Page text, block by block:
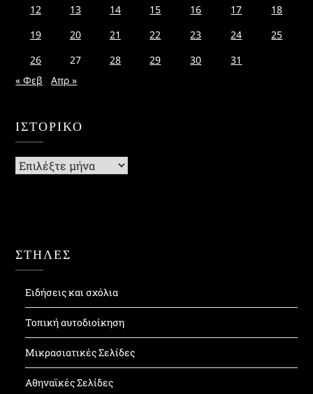
12
13 14 15 16 17
18
19
20 21 22 23 24
25
26
27 28 29 30
31
« Φεβ
Απρ »
ΙΣΤΟΡΙΚΌ
Ιστορικό
ΣΤΗΛΕΣ
Ειδήσεις και σχόλια
Τοπική αυτοδιοίκηση
Μικρασιατικές Σελίδες
Αθηναϊκές Σελίδες